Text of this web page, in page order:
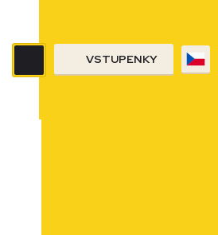
VSTUPENKY